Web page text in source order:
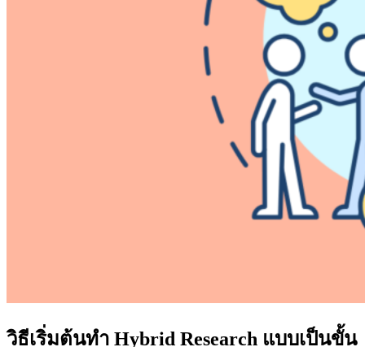
วิธีเริ่มต้นทำ Hybrid Research แบบเป็นขั้น